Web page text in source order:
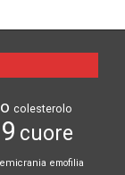
colesterolo
cuore
emicrania emofilia